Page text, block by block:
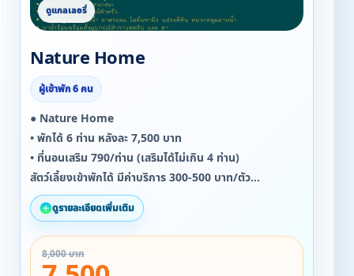
Nature Home
ผู้เข้าพัก 6 คน
● Nature Home
• พักได้ 6 ท่าน หลังละ 7,500 บาท
• ที่นอนเสริม 790/ท่าน (เสริมได้ไม่เกิน 4 ท่าน)
สัตว์เลี้ยงเข้าพักได้ มีค่าบริการ 300-500 บาท/ตัว
สิ่งอำนวยความสะดวกภายในบ้าน
▪ 3 ห้องนอน 2 น้ำ พร้อมเครื่องทำน้ำอุ่น
▪ ห้องพัดลม ไดร์เป่าผม ตู้เย็น
ดูรายละเอียดเพิ่มเติม
8,000 บาท